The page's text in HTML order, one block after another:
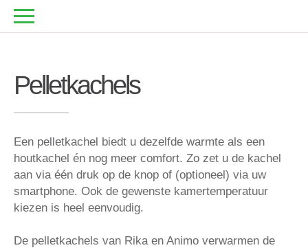
Pellet­kachels
Een pelletkachel biedt u dezelfde warmte als een
houtkachel én nog meer comfort. Zo zet u de kachel
aan via één druk op de knop of (optioneel) via uw
smartphone. Ook de gewenste kamertemperatuur
kiezen is heel eenvoudig.
De pelletkachels van Rika en Animo verwarmen de